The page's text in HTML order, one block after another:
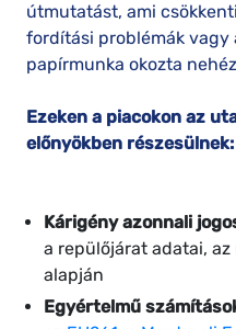
útmutatást, ami
fordítási problémák vagy
papírmunka okozta
Ezeken a piacokon az
előnyökben részesülnek:
Kárigény azonnali
a repülőjárat adatai,
alapján
Egyértelmű